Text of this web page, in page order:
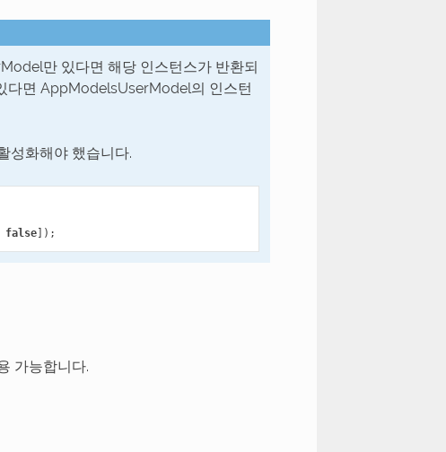
만 있다면 해당 인스턴스가 반환되
면 AppModelsUserModel의 인스턴
성화해야 했습니다.
false]);
가능합니다.